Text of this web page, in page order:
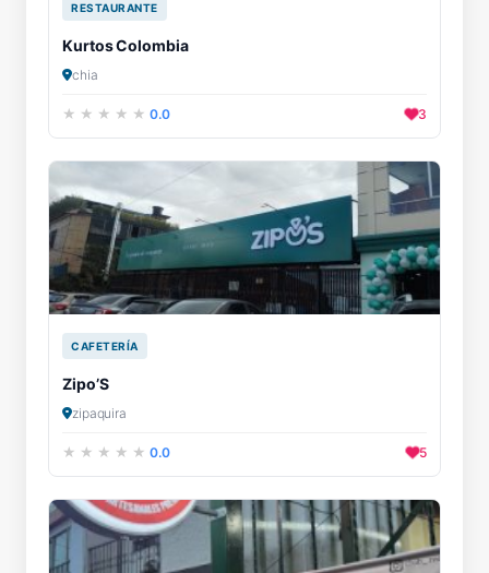
RESTAURANTE
Kurtos Colombia
chia
0.0 3
CAFETERÍA
Zipo’S
zipaquira
0.0 5